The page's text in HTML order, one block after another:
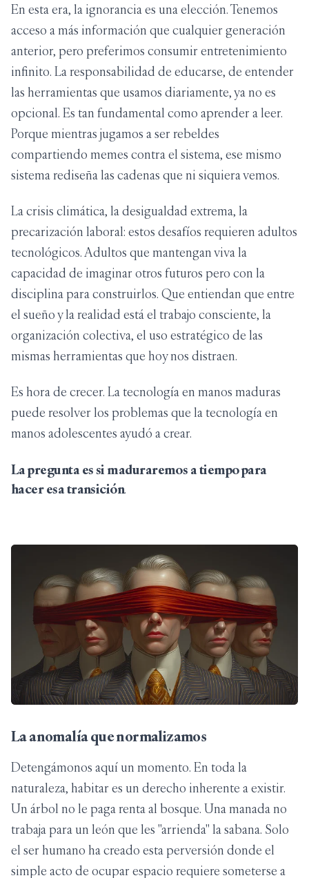
En esta era, la ignorancia es una elección. Tenemos
acceso a más información que cualquier generación
anterior, pero preferimos consumir entretenimiento
infinito. La responsabilidad de educarse, de entender
las herramientas que usamos diariamente, ya no es
opcional. Es tan fundamental como aprender a leer.
Porque mientras jugamos a ser rebeldes
compartiendo memes contra el sistema, ese mismo
sistema rediseña las cadenas que ni siquiera vemos.
La crisis climática, la desigualdad extrema, la
precarización laboral: estos desafíos requieren adultos
tecnológicos. Adultos que mantengan viva la
capacidad de imaginar otros futuros pero con la
disciplina para construirlos. Que entiendan que entre
el sueño y la realidad está el trabajo consciente, la
organización colectiva, el uso estratégico de las
mismas herramientas que hoy nos distraen.
Es hora de crecer. La tecnología en manos maduras
puede resolver los problemas que la tecnología en
manos adolescentes ayudó a crear.
La pregunta es si maduraremos a tiempo para
hacer esa transición.
La anomalía que normalizamos
Detengámonos aquí un momento. En toda la
naturaleza, habitar es un derecho inherente a existir.
Un árbol no le paga renta al bosque. Una manada no
trabaja para un león que les "arrienda" la sabana. Solo
el ser humano ha creado esta perversión donde el
simple acto de ocupar espacio requiere someterse a